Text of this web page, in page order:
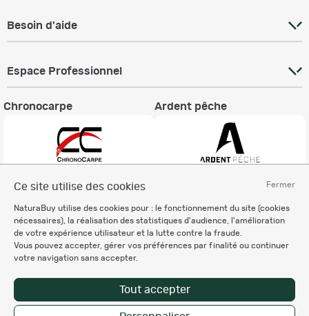
Fermer
Ce site utilise des cookies
NaturaBuy utilise des cookies pour : le fonctionnement du site (cookies
nécessaires), la réalisation des statistiques d'audience, l'amélioration
de votre expérience utilisateur et la lutte contre la fraude.
Vous pouvez accepter, gérer vos préférences par finalité ou continuer
votre navigation sans accepter.
Tout accepter
Besoin d'aide
Espace Professionnel
Chronocarpe Ardent pêche
Charte éthique
Mentions légales
Règlement & Conditions d'utilisation
Politique de protection
des données personnelles
Personnalisation des cookies